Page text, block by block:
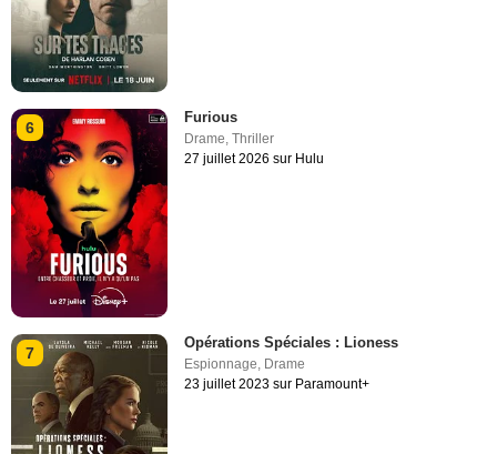
6
Furious
Drame,Thriller
27 juillet 2026 sur Hulu
7
Opérations Spéciales : Lioness
Espionnage, Drame
23 juillet 2023 sur Paramount+